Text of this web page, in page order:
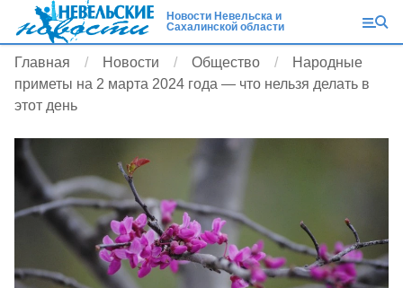
Новости Невельска и
Сахалинской области
Главная Новости Общество
Народные
приметы на 2 марта 2024 года — что нельзя делать в
этот день